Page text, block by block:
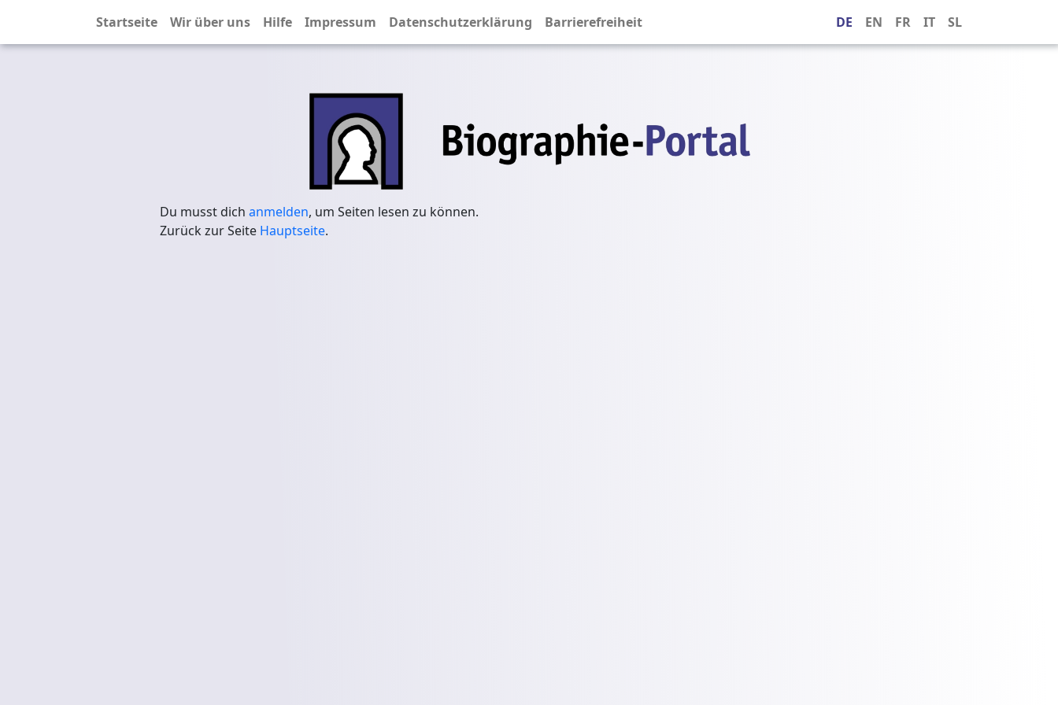
Startseite Wir über uns Hilfe Impressum Datenschutzerklärung Barrierefreiheit DE EN FR IT SL
Du musst dich anmelden, um Seiten lesen zu können.
Zurück zur Seite Hauptseite.